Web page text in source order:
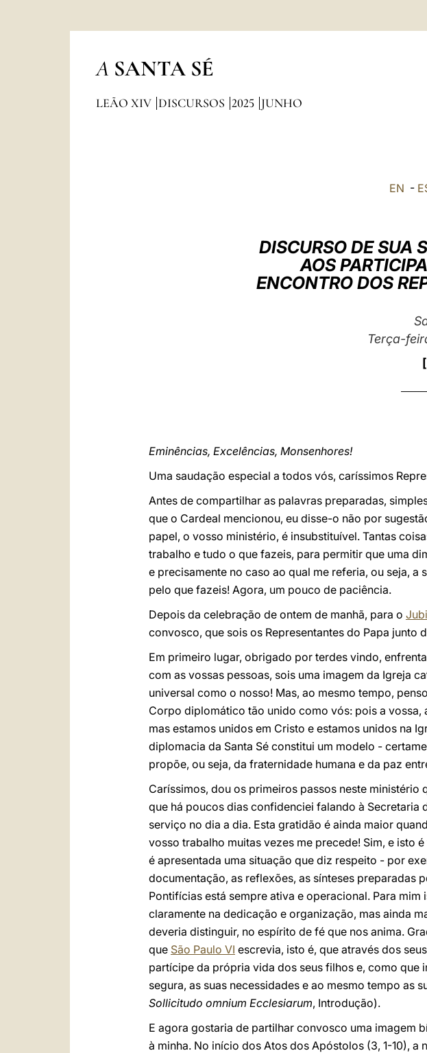
A SANTA SÉ
LEÃO XIV DISCURSOS 2025 JUNHO
EN -
DISCURSO DE SUA
AOS
ENCONTRO DOS
Terça-
[
Eminências, Excelências, Monsenhores!
Uma saudação especial a todos vós, caríssimos
Antes de compartilhar as palavras preparadas,
que o Cardeal mencionou, eu disse-o não por
papel, o vosso ministério, é insubstituível. Tantas
trabalho e tudo o que fazeis, para permitir que uma
e precisamente no caso ao qual me referia, ou seja,
pelo que fazeis! Agora, um pouco de paciência.
Depois da celebração de ontem de manhã, para o
convosco, que sois os Representantes do Papa
Em primeiro lugar, obrigado por terdes vindo,
com as vossas pessoas, sois uma imagem da Igreja
universal como o nosso! Mas, ao mesmo tempo,
Corpo diplomático tão unido como vós: pois a vossa,
mas estamos unidos em Cristo e estamos unidos na
diplomacia da Santa Sé constitui um modelo -
propõe, ou seja, da fraternidade humana e da paz
Caríssimos, dou os primeiros passos neste
que há poucos dias confidenciei falando à Secretaria
serviço no dia a dia. Esta gratidão é ainda maior
vosso trabalho muitas vezes me precede! Sim, e isto
é apresentada uma situação que diz respeito - por
documentação, as reflexões, as sínteses preparadas
Pontifícias está sempre ativa e operacional. Para
claramente na dedicação e organização, mas ainda
deveria distinguir, no espírito de fé que nos anima.
que São Paulo VI escrevia, isto é, que através dos
partícipe da própria vida dos seus filhos e, como que
segura, as suas necessidades e ao mesmo tempo
Sollicitudo omnium Ecclesiarum, Introdução).
E agora gostaria de partilhar convosco uma imagem
à minha. No início dos Atos dos Apóstolos (3, 1-10),